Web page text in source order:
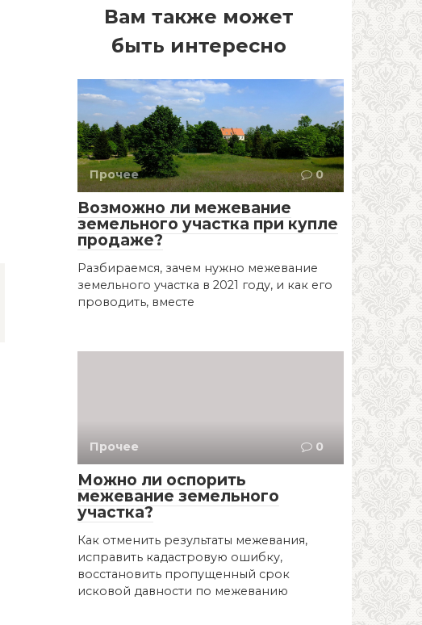
Вам также может
быть интересно
Прочее 0
Возможно ли межевание
земельного участка при купле
продаже?
Разбираемся, зачем нужно межевание
земельного участка в 2021 году, и как его
проводить, вместе
Прочее 0
Можно ли оспорить
межевание земельного
участка?
Как отменить результаты межевания,
исправить кадастровую ошибку,
восстановить пропущенный срок
исковой давности по межеванию